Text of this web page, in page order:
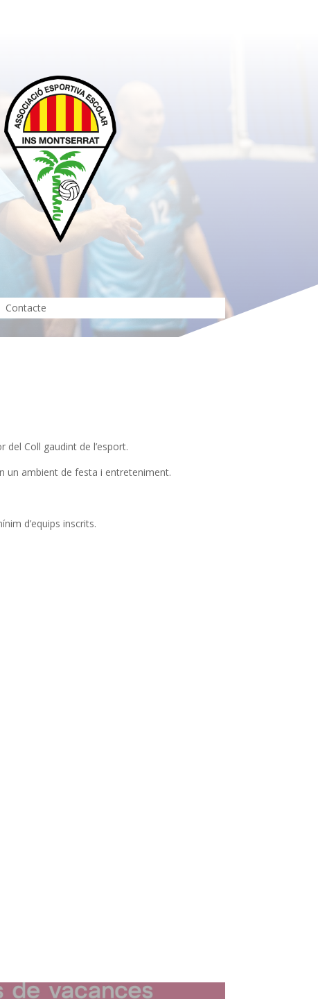
Contacte
Coll gaudint de l’esport.
un ambient de festa i entreteniment.
d’equips inscrits.